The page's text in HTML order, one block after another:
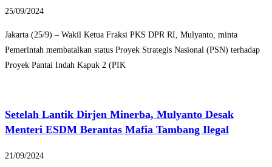
25/09/2024
Jakarta (25/9) – Wakil Ketua Fraksi PKS DPR RI, Mulyanto, minta
Pemerintah membatalkan status Proyek Strategis Nasional (PSN) terhadap
Proyek Pantai Indah Kapuk 2 (PIK
Setelah Lantik Dirjen Minerba, Mulyanto Desak
Menteri ESDM Berantas Mafia Tambang Ilegal
21/09/2024